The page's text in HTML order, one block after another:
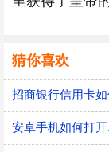
猜你喜欢
招商银行信用卡
安卓手机如何打